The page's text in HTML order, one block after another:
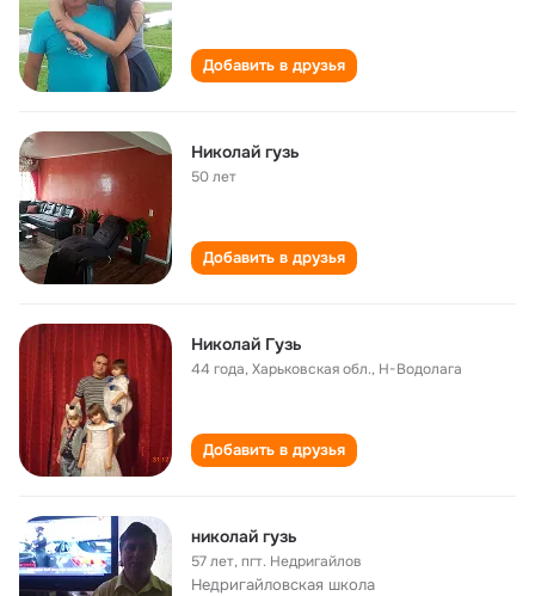
Добавить в друзья
Николай гузь
50 лет
Добавить в друзья
Николай Гузь
44 года,Харьковская обл., Н-Водолага
Добавить в друзья
николай гузь
57 лет,пгт. Недригайлов
Недригайловская школа